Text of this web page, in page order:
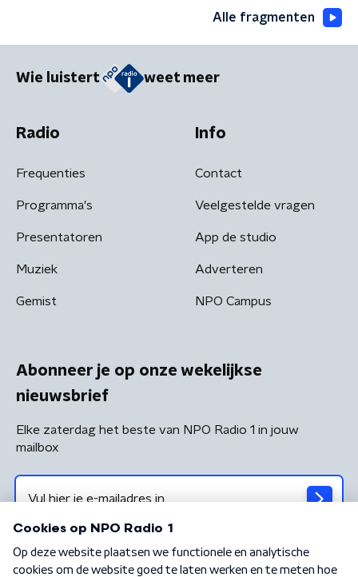
Alle fragmenten
Wie luistert weet meer
Radio
Frequenties
Programma's
Presentatoren
Muziek
Gemist
Info
Contact
Veelgestelde vragen
App de studio
Adverteren
NPO Campus
Abonneer je op onze wekelijkse
nieuwsbrief
Elke zaterdag het beste van NPO Radio 1 in jouw
mailbox